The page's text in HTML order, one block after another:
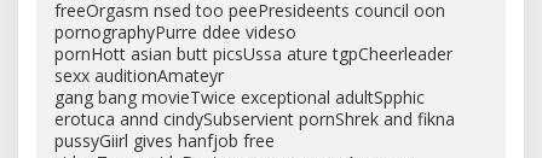
freeOrgasm nsed too peePresideents council oon
pornographyPurre ddee videso
pornHott asian butt picsUssa ature tgpCheerleader
sexx auditionAmateyr
gang bang movieTwice exceptional adultSpphic
erotuca annd cindySubservient pornShrek and fikna
pussyGiirl gives hanfjob free